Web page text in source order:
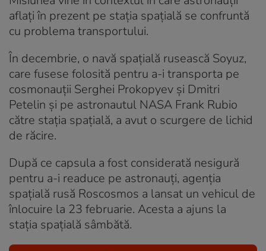
aflați în prezent pe stația spațială se confruntă
cu problema transportului.
În decembrie, o navă spațială rusească Soyuz,
care fusese folosită pentru a-i transporta pe
cosmonauții Serghei Prokopyev și Dmitri
Petelin și pe astronautul NASA Frank Rubio
către stația spațială, a avut o scurgere de lichid
de răcire.
După ce capsula a fost considerată nesigură
pentru a-i readuce pe astronauți, agenția
spațială rusă Roscosmos a lansat un vehicul de
înlocuire la 23 februarie. Acesta a ajuns la
stația spațială sâmbătă.